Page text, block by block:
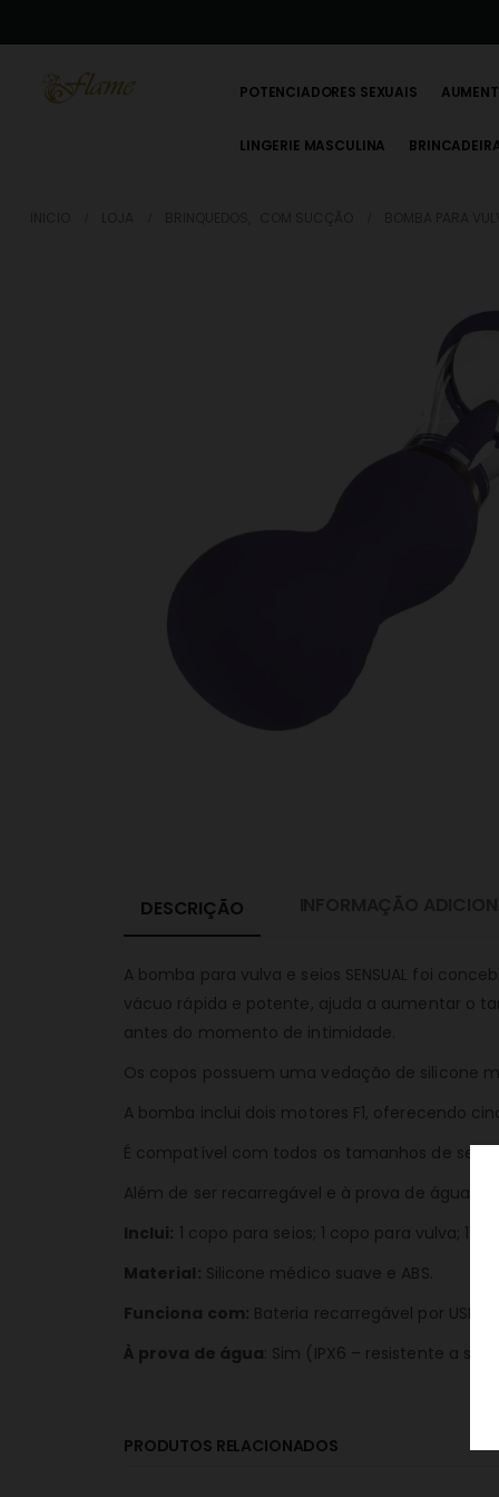
POTENCIADORES SEXUAIS
LINGERIE MASCULINA
DESCRIÇÃO
A bomba para vulva e seios SENSUAL foi
vácuo rápida e potente, ajuda a aumentar o
antes do momento de intimidade.
Os copos possuem uma vedação de silicone
A bomba inclui dois motores F1, oferecendo
É compatível com todos os tamanhos de
Além de ser recarregável e à prova de água,
Inclui: 1 copo para seios; 1 copo para vulva; 1
Material: Silicone médico suave e ABS.
Funciona com: Bateria recarregável por USB
À prova de água : Sim (IPX6 – resistente a
PRODUTOS RELACIONADOS